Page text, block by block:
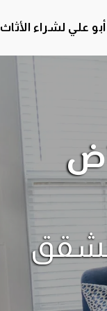
علي لشراء الأثاث
شراء مكيفات غرف نوم مطبخ ثلاجات شراء اثاث الشقق